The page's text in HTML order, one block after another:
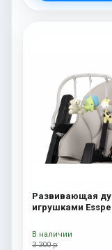
Развивающая
игрушками
Elephant
3 300 р
В наличии